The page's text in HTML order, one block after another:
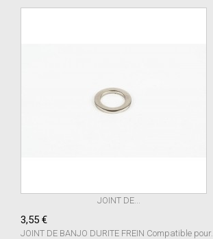
JOINT DE...
3,55 €
JOINT DE BANJO DURITE FREIN Compatible pour...